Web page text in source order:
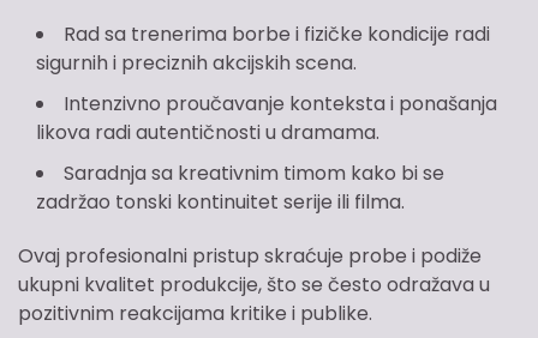
Rad sa trenerima borbe i fizičke kondicije radi
sigurnih i preciznih akcijskih scena.
Intenzivno proučavanje konteksta i ponašanja
likova radi autentičnosti u dramama.
Saradnja sa kreativnim timom kako bi se
zadržao tonski kontinuitet serije ili filma.
Ovaj profesionalni pristup skraćuje probe i podiže
ukupni kvalitet produkcije, što se često odražava u
pozitivnim reakcijama kritike i publike.